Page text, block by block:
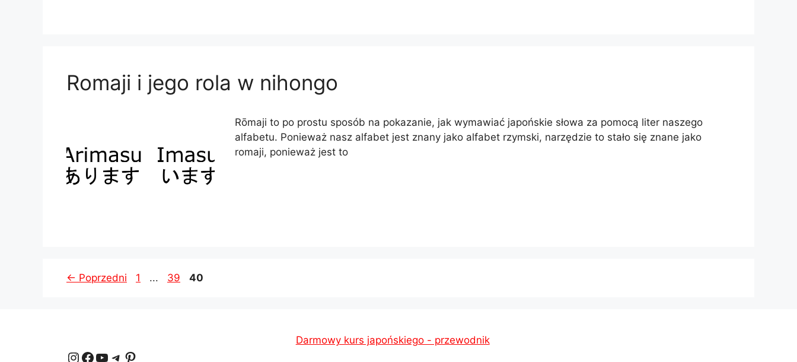
Romaji i jego rola w nihongo
Rōmaji to po prostu sposób na pokazanie, jak wymawiać japońskie słowa za pomocą liter naszego
alfabetu. Ponieważ nasz alfabet jest znany jako alfabet rzymski, narzędzie to stało się znane jako
romaji, ponieważ jest to
← Poprzedni Strona
1 ... Strona
39 Strona
40
Instagram Facebook YouTube Telegram Pinterest
Darmowy kurs japońskiego - przewodnik